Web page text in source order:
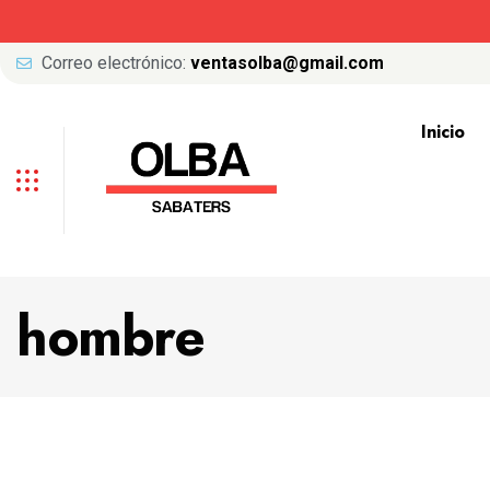
Correo electrónico: ventasolba@gmail.com
Inicio
hombre